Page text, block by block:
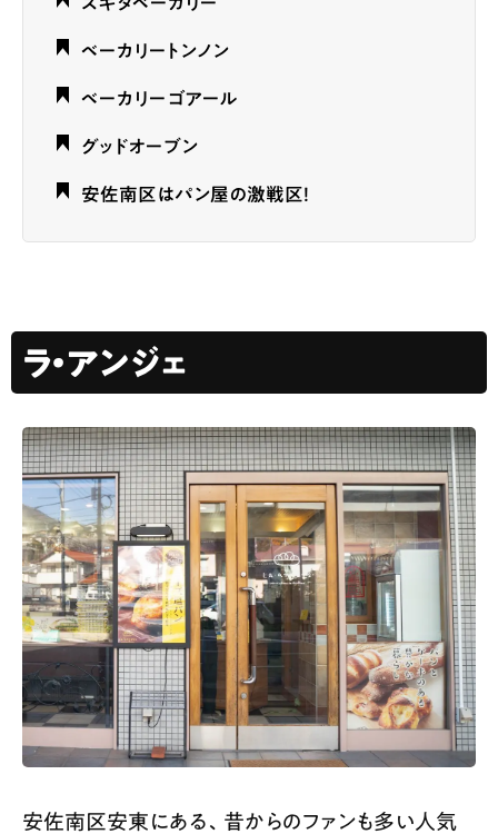
ベーカリートンノン
ベーカリーゴアール
グッドオーブン
安佐南区はパン屋の激戦区！
ラ・アンジェ
安佐南区安東にある、昔からのファンも多い人気